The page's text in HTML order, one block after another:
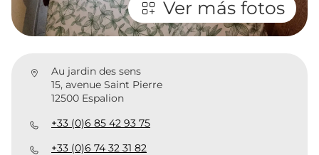
Ver más fotos
Au jardin des sens
15, avenue Saint Pierre
12500 Espalion
+33 (0)6 85 42 93 75
+33 (0)6 74 32 31 82